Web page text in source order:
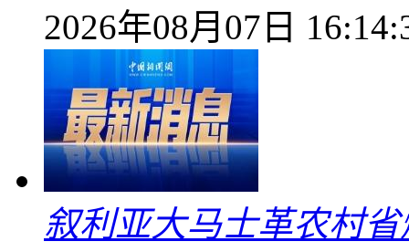
2026年08月07日
叙利亚大马士革农村